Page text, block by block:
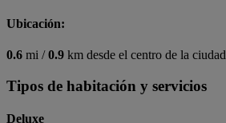
Ubicación:
0.6 mi /0.9 km desde el centro de la ciudad
Tipos de habitación y servicios
Deluxe